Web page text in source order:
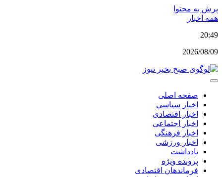
پرش به محتوا
همه اخبار
20:49
2026/08/09
صفحه اصلی
اخبار سیاسی
اخبار اقتصادی
اخبار اجتماعی
اخبار فرهنگی
اخبار ورزشی
یادداشت
پرونده ویژه
فرماندهان اقتصادی